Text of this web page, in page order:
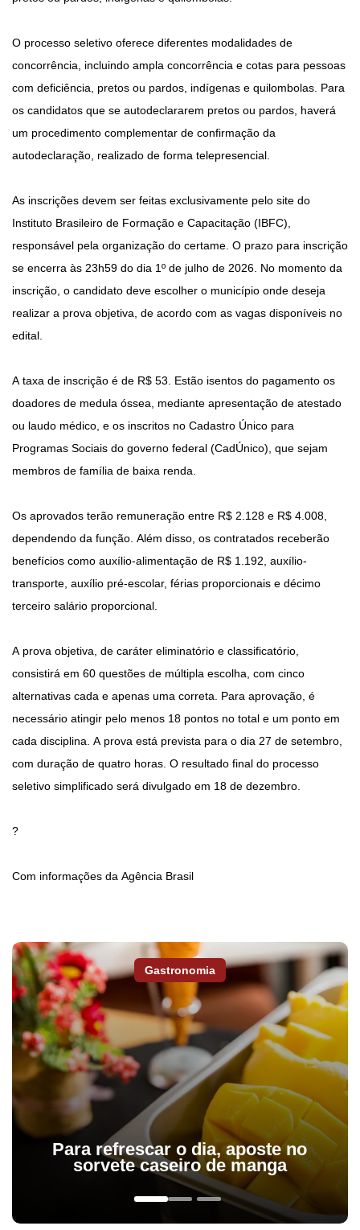
O processo seletivo oferece diferentes modalidades de
concorrência, incluindo ampla concorrência e cotas para pessoas
com deficiência, pretos ou pardos, indígenas e quilombolas. Para
os candidatos que se autodeclararem pretos ou pardos, haverá
um procedimento complementar de confirmação da
autodeclaração, realizado de forma telepresencial.
As inscrições devem ser feitas exclusivamente pelo site do
Instituto Brasileiro de Formação e Capacitação (IBFC),
responsável pela organização do certame. O prazo para inscrição
se encerra às 23h59 do dia 1º de julho de 2026. No momento da
inscrição, o candidato deve escolher o município onde deseja
realizar a prova objetiva, de acordo com as vagas disponíveis no
edital.
A taxa de inscrição é de R$ 53. Estão isentos do pagamento os
doadores de medula óssea, mediante apresentação de atestado
ou laudo médico, e os inscritos no Cadastro Único para
Programas Sociais do governo federal (CadÚnico), que sejam
membros de família de baixa renda.
Os aprovados terão remuneração entre R$ 2.128 e R$ 4.008,
dependendo da função. Além disso, os contratados receberão
benefícios como auxílio-alimentação de R$ 1.192, auxílio-
transporte, auxílio pré-escolar, férias proporcionais e décimo
terceiro salário proporcional.
A prova objetiva, de caráter eliminatório e classificatório,
consistirá em 60 questões de múltipla escolha, com cinco
alternativas cada e apenas uma correta. Para aprovação, é
necessário atingir pelo menos 18 pontos no total e um ponto em
cada disciplina. A prova está prevista para o dia 27 de setembro,
com duração de quatro horas. O resultado final do processo
seletivo simplificado será divulgado em 18 de dezembro.
?
Com informações da Agência Brasil
Gastronomia
Para refrescar o dia, aposte no
sorvete caseiro de manga